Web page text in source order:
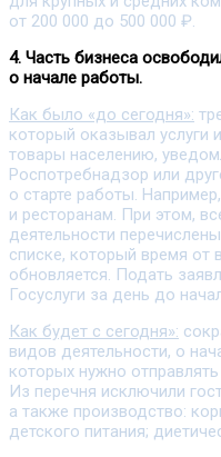
от 200 000 до 500 000 ₽.
4. Часть бизнеса
о начале работы.
Как было «до сегодня»:
который оказывал услуги
товары населению,
Роспотребнадзор или
о старте работы.
и ресторанам. При этом,
деятельности
списке, который время от
обновляется. Подать
Госуслуги за день до
Как будет с сегодня»:
видов деятельности, о
которых нужно
Из перечня исключили
а также производство:
детского питания;